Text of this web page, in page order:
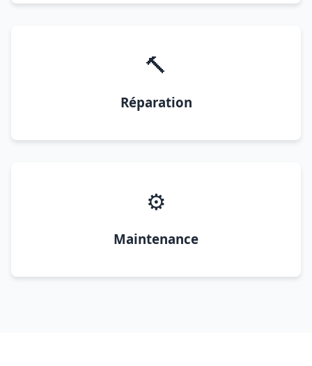
🔨
Réparation
⚙️
Maintenance